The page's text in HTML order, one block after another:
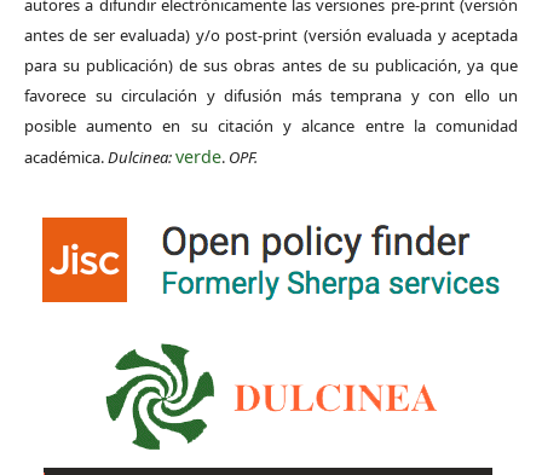
autores a difundir electrónicamente las versiones pre-print (versión
antes de ser evaluada) y/o post-print (versión evaluada y aceptada
para su publicación) de sus obras antes de su publicación, ya que
favorece su circulación y difusión más temprana y con ello un
posible aumento en su citación y alcance entre la comunidad
académica.Dulcinea:verde. OPF.